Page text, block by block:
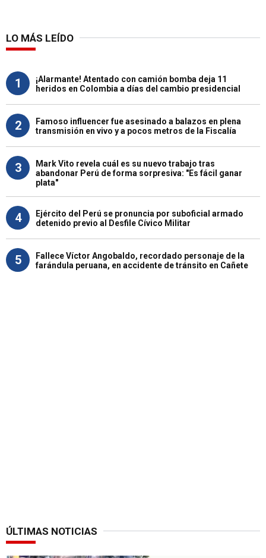
LO MÁS LEÍDO
1
¡Alarmante! Atentado con camión bomba deja 11
heridos en Colombia a días del cambio presidencial
2
Famoso influencer fue asesinado a balazos en plena
transmisión en vivo y a pocos metros de la Fiscalía
3
Mark Vito revela cuál es su nuevo trabajo tras
abandonar Perú de forma sorpresiva: "Es fácil ganar
plata"
4
Ejército del Perú se pronuncia por suboficial armado
detenido previo al Desfile Cívico Militar
5
Fallece Víctor Angobaldo, recordado personaje de la
farándula peruana, en accidente de tránsito en Cañete
ÚLTIMAS NOTICIAS